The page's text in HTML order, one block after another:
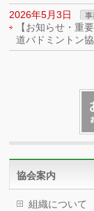
2026年5月3日
事
【お知らせ・重
道バドミントン
協会案内
組織について